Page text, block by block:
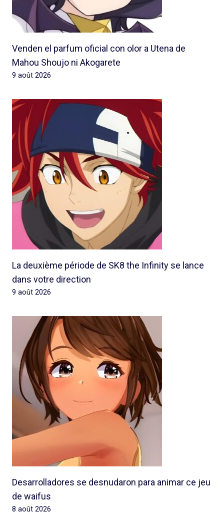
Venden el parfum oficial con olor a Utena de
Mahou Shoujo ni Akogarete
9 août 2026
La deuxième période de SK8 the Infinity se lance
dans votre direction
9 août 2026
Desarrolladores se desnudaron para animar ce jeu
de waifus
8 août 2026